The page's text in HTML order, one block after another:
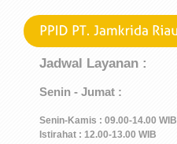
Jadwal Layanan :
Senin - Jumat :
Senin-Kamis : 09.00-14.00 WIB
Istirahat : 12.00-13.00 WIB